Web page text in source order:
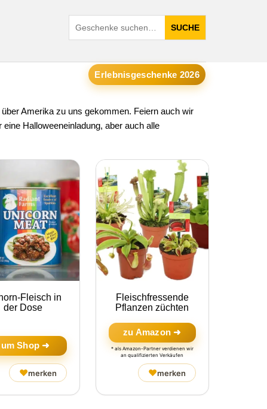
SUCHE
Erlebnisgeschenke 2026
Amerika zu uns gekommen. Feiern auch wir
Halloweeneinladung, aber auch alle
Fleisch in
der Dose
Shop ➜
♥merken
Fleischfressende
Pflanzen züchten
zu Amazon ➜
* als Amazon-Partner verdienen wir
an qualifizierten Verkäufen
♥merken